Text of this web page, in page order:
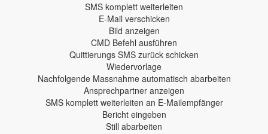
SMS komplett weiterleiten
E-Mail verschicken
Bild anzeigen
CMD Befehl ausführen
Quittierungs SMS zurück schicken
Wiedervorlage
Nachfolgende Massnahme automatisch abarbeiten
Ansprechpartner anzeigen
SMS komplett weiterleiten an E-Mailempfänger
Bericht eingeben
Still abarbeiten